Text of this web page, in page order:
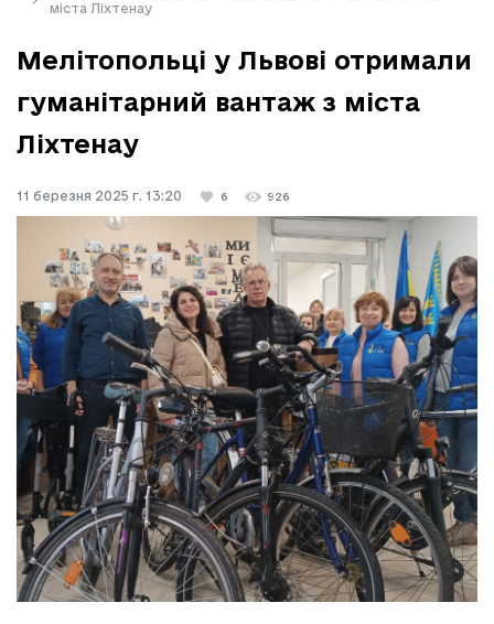
міста Ліхтенау
Мелітопольці у Львові отримали
гуманітарний вантаж з міста
Ліхтенау
11 березня 2025 г. 13:20 6 926